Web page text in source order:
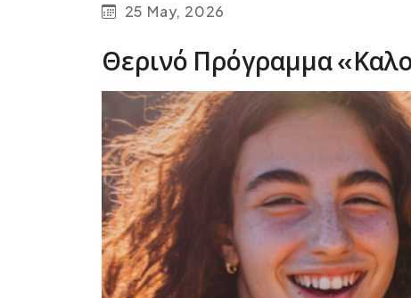
25 May, 2026
Θερινό Πρόγραμμα